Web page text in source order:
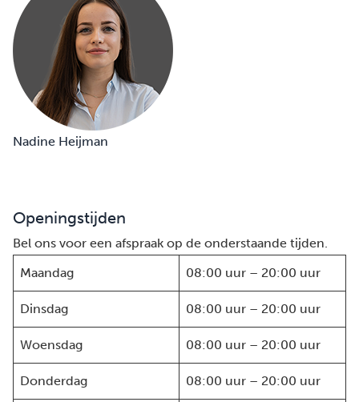
Nadine Heijman
Openingstijden
Bel ons voor een afspraak op de onderstaande tijden.
Maandag
08:00 uur – 20:00 uur
Dinsdag 08:00 uur – 20:00 uur
Woensdag 08:00 uur – 20:00 uur
Donderdag 08:00 uur – 20:00 uur